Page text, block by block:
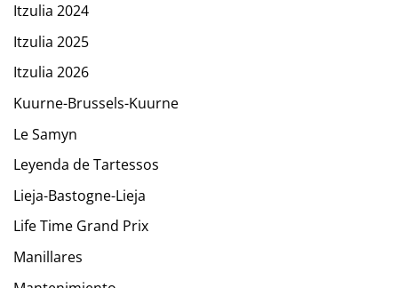
Itzulia 2024
Itzulia 2025
Itzulia 2026
Kuurne-Brussels-Kuurne
Le Samyn
Leyenda de Tartessos
Lieja-Bastogne-Lieja
Life Time Grand Prix
Manillares